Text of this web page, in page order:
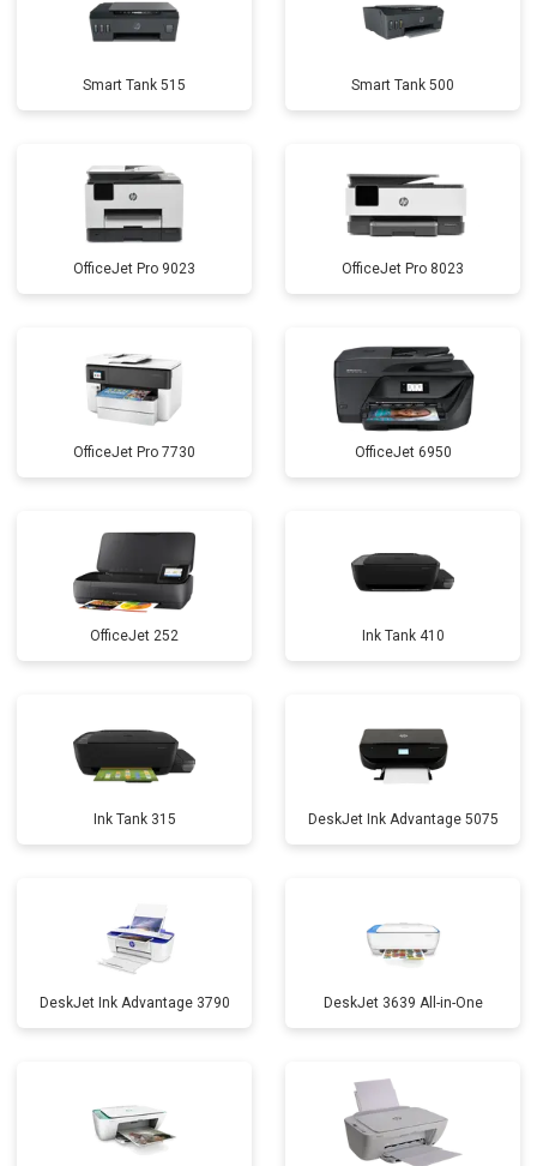
Smart Tank 515 Smart Tank 500
OfficeJet Pro 9023 OfficeJet Pro 8023
OfficeJet Pro 7730 OfficeJet 6950
OfficeJet 252 Ink Tank 410
Ink Tank 315 DeskJet Ink Advantage 5075
DeskJet Ink Advantage 3790 DeskJet 3639 All-in-One